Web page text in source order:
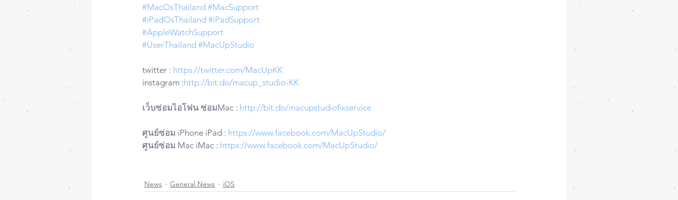
#MacOsThailand #MacSupport
#iPadOsThailand #iPadSupport
#AppleWatchSupport
#UserThailand #MacUpStudio
twitter : https://twitter.com/MacUpKK
instagram :http://bit.do/macup_studio-KK
เว็บซ่อมไอโฟน ซ่อมMac : http://bit.do/macupstudiofixservice
ศูนย์ซ่อม iPhone iPad : https://www.facebook.com/MacUpStudio/
ศูนย์ซ่อม Mac iMac : https://www.facebook.com/MacUpStudio/
News General News iOS